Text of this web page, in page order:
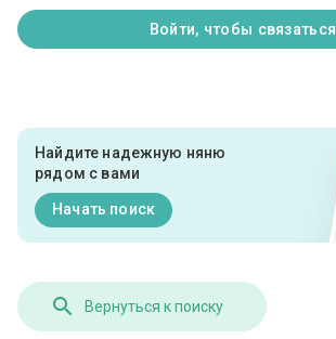
Войти, чтобы связаться
Найдите надежную няню
рядом с вами
Начать поиск
Вернуться к поиску